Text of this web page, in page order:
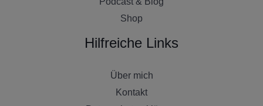
Shop
Hilfreiche Links
Über mich
Kontakt